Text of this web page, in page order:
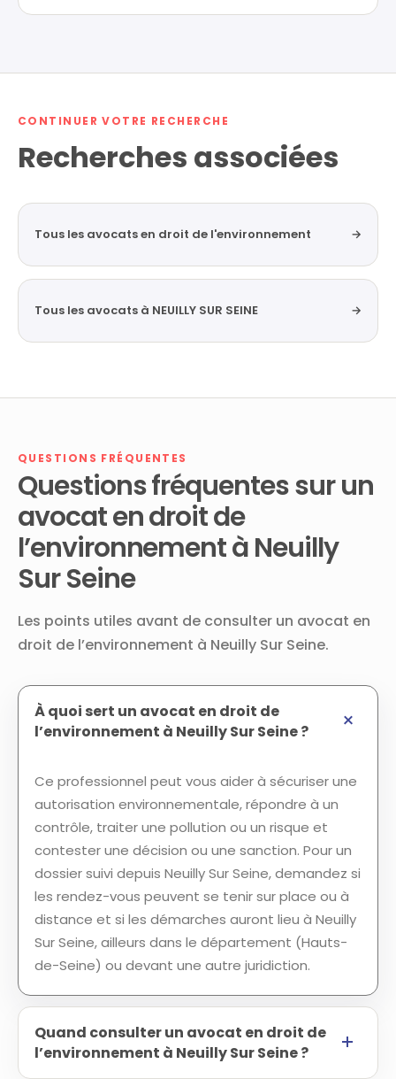
CONTINUER VOTRE RECHERCHE
Recherches associées
Tous les avocats en droit de l'environnement →
Tous les avocats à NEUILLY SUR SEINE →
QUESTIONS FRÉQUENTES
Questions fréquentes sur un
avocat en droit de
l’environnement à Neuilly
Sur Seine
Les points utiles avant de consulter un avocat en
droit de l’environnement à Neuilly Sur Seine.
À quoi sert un avocat en droit de
l’environnement à Neuilly Sur Seine ?
Ce professionnel peut vous aider à sécuriser une
autorisation environnementale, répondre à un
contrôle, traiter une pollution ou un risque et
contester une décision ou une sanction. Pour un
dossier suivi depuis Neuilly Sur Seine, demandez si
les rendez-vous peuvent se tenir sur place ou à
distance et si les démarches auront lieu à Neuilly
Sur Seine, ailleurs dans le département (Hauts-
de-Seine) ou devant une autre juridiction.
Quand consulter un avocat en droit de
l’environnement à Neuilly Sur Seine ?